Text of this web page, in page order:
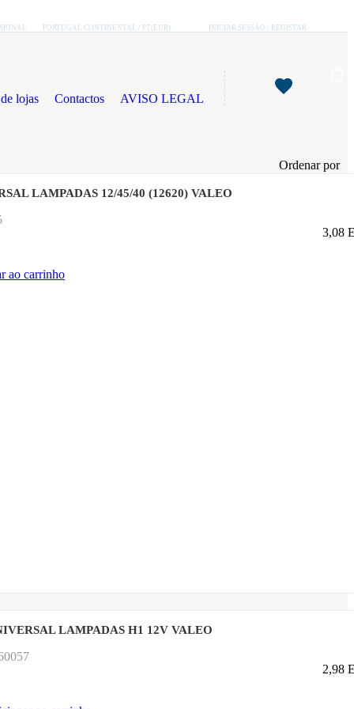
PORTUGAL CONTINENTAL / PT(EUR) INICIAR SESSÃO / REGISTAR
lojas Contactos AVISO LEGAL
Ordenar por
LAMPADAS 12/45/40 (12620) VALEO
3,08
ao carrinho
LAMPADAS H1 12V VALEO
2,98